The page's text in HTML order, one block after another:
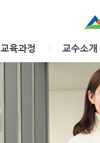
교육과정 교수소개